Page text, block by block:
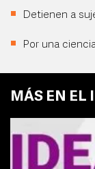
Detienen a
Por una
MÁS EN EL